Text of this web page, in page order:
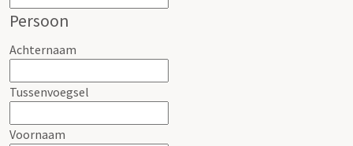
Persoon
Achternaam
Tussenvoegsel
Voornaam